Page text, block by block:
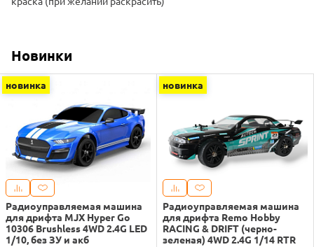
Новинки
новинка
Радиоуправляемая машина
для дрифта MJX Hyper Go
10306 Brushless 4WD 2.4G LED
1/10, без ЗУ и акб
новинка
Радиоуправляемая машина
для дрифта Remo Hobby
RACING & DRIFT (черно-
зеленая) 4WD 2.4G 1/14 RTR